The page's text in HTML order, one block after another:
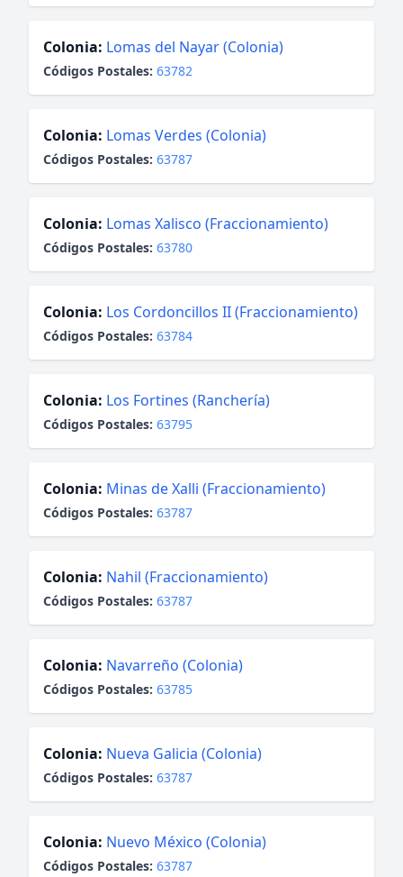
Colonia: Lomas del Nayar (Colonia)
Códigos Postales: 63782
Colonia: Lomas Verdes (Colonia)
Códigos Postales: 63787
Colonia: Lomas Xalisco (Fraccionamiento)
Códigos Postales: 63780
Colonia: Los Cordoncillos II (Fraccionamiento)
Códigos Postales: 63784
Colonia: Los Fortines (Ranchería)
Códigos Postales: 63795
Colonia: Minas de Xalli (Fraccionamiento)
Códigos Postales: 63787
Colonia: Nahil (Fraccionamiento)
Códigos Postales: 63787
Colonia: Navarreño (Colonia)
Códigos Postales: 63785
Colonia: Nueva Galicia (Colonia)
Códigos Postales: 63787
Colonia: Nuevo México (Colonia)
Códigos Postales: 63787